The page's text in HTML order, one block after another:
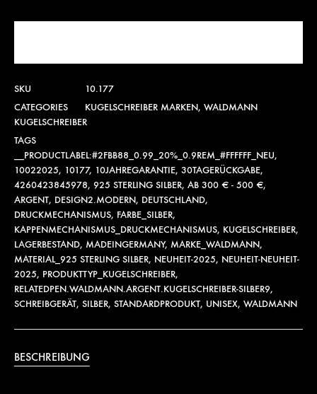
SKU
10.177
CATEGORIES
KUGELSCHREIBER MARKEN, WALDMANN
KUGELSCHREIBER
TAGS
__PRODUCTLABEL:#2FBB88_0.99_20%_0.9REM_#FFFFFF_NEU,
10022025, 10177, 10JAHREGARANTIE, 30TAGERÜCKGABE,
4260423845978, 925 STERLING SILBER, AB 300 € - 500 €,
ARGENT, DESIGN2.MODERN, DEUTSCHLAND,
DRUCKMECHANISMUS, FARBE_SILBER,
KAPPENMECHANISMUS_DRUCKMECHANISMUS, KUGELSCHREIBER,
LAGERBESTAND, MADEINGERMANY, MARKE_WALDMANN,
MATERIAL_925 STERLING SILBER, NEUHEIT-2025, NEUHEIT-NEUHEIT-
2025, PRODUKTTYP_KUGELSCHREIBER,
RELATEDPEN.WALDMANN.ARGENT.KUGELSCHREIBER-SILBER9,
SCHREIBGERÄT, SILBER, STANDARDPRODUKT, UNISEX, WALDMANN
BESCHREIBUNG